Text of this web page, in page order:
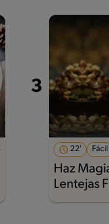
22' Fácil
Haz
Lentejas